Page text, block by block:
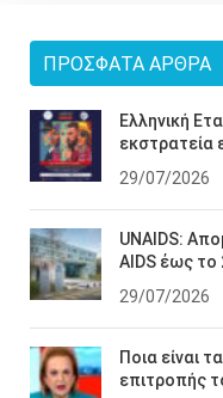
ΠΡΌΣΦΑΤΑ ΆΡΘΡΑ
Ελληνική
εκστρατεία
29/07/2026
UNAIDS:
AIDS έως το
29/07/2026
Ποια είναι
επιτροπής